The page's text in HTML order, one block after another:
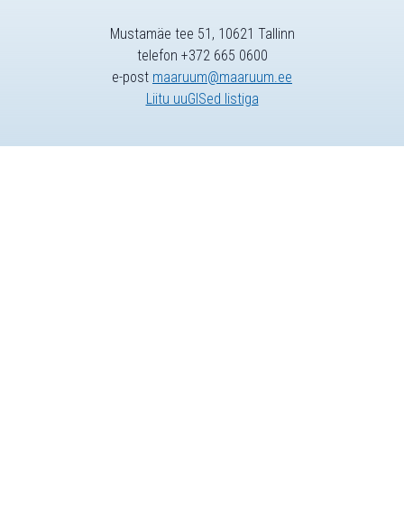
Mustamäe tee 51, 10621 Tallinn
telefon +372 665 0600
e-post maaruum@maaruum.ee
Liitu uuGISed listiga